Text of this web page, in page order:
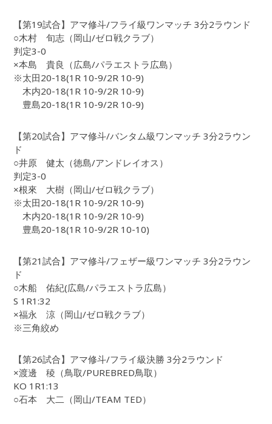
【第19試合】アマ修斗/フライ級ワンマッチ 3分2ラウンド
○木村 旬志（岡山/ゼロ戦クラブ）
判定3-0
×本島 貴良（広島/パラエストラ広島）
※太田20-18(1R 10-9/2R 10-9)
木内20-18(1R 10-9/2R 10-9)
豊島20-18(1R 10-9/2R 10-9)
【第20試合】アマ修斗/バンタム級ワンマッチ 3分2ラウン
ド
○井原 健太（徳島/アンドレイオス）
判定3-0
×根來 大樹（岡山/ゼロ戦クラブ）
※太田20-18(1R 10-9/2R 10-9)
木内20-18(1R 10-9/2R 10-9)
豊島20-18(1R 10-9/2R 10-10)
【第21試合】アマ修斗/フェザー級ワンマッチ 3分2ラウン
ド
○木船 佑紀(広島/パラエストラ広島）
S 1R1:32
×福永 涼（岡山/ゼロ戦クラブ）
※三角絞め
【第26試合】アマ修斗/フライ級決勝 3分2ラウンド
×渡邊 稜（鳥取/PUREBRED鳥取）
KO 1R1:13
○石本 大二（岡山/TEAM TED）